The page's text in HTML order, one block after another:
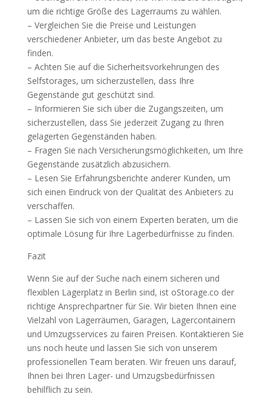
um die richtige Größe des Lagerraums zu wählen.
– Vergleichen Sie die Preise und Leistungen
verschiedener Anbieter, um das beste Angebot zu
finden.
– Achten Sie auf die Sicherheitsvorkehrungen des
Selfstorages, um sicherzustellen, dass Ihre
Gegenstände gut geschützt sind.
– Informieren Sie sich über die Zugangszeiten, um
sicherzustellen, dass Sie jederzeit Zugang zu Ihren
gelagerten Gegenständen haben.
– Fragen Sie nach Versicherungsmöglichkeiten, um Ihre
Gegenstände zusätzlich abzusichern.
– Lesen Sie Erfahrungsberichte anderer Kunden, um
sich einen Eindruck von der Qualität des Anbieters zu
verschaffen.
– Lassen Sie sich von einem Experten beraten, um die
optimale Lösung für Ihre Lagerbedürfnisse zu finden.
Fazit
Wenn Sie auf der Suche nach einem sicheren und
flexiblen Lagerplatz in Berlin sind, ist oStorage.co der
richtige Ansprechpartner für Sie. Wir bieten Ihnen eine
Vielzahl von Lagerräumen, Garagen, Lagercontainern
und Umzugsservices zu fairen Preisen. Kontaktieren Sie
uns noch heute und lassen Sie sich von unserem
professionellen Team beraten. Wir freuen uns darauf,
Ihnen bei Ihren Lager- und Umzugsbedürfnissen
behilflich zu sein.